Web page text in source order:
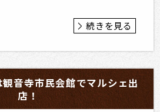
続きを見る
音寺市民会館でマルシェ出
店！